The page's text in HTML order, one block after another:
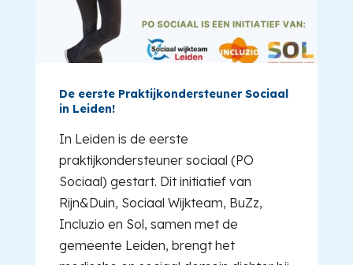
De eerste Praktijkondersteuner Sociaal
in Leiden!
In Leiden is de eerste
praktijkondersteuner sociaal (PO
Sociaal) gestart. Dit initiatief van
Rijn&Duin, Sociaal Wijkteam, BuZz,
Incluzio en Sol, samen met de
gemeente Leiden, brengt het